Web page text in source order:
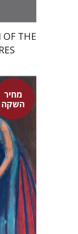
OF THE
מחיר
השקה
דוד